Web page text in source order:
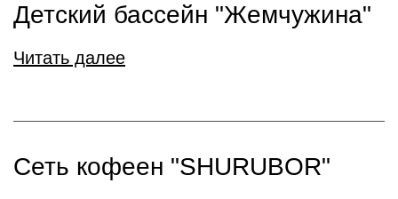
Детский бассейн "Жемчужина"
Читать далее
Сеть кофеен "SHURUBOR"